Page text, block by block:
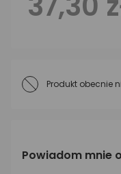
Produkt obecnie
Powiadom mnie